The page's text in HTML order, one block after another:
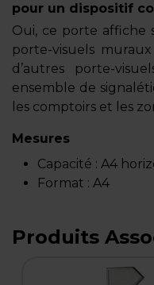
pour un dispositif
Oui, ce porte affiche
porte-visuels
d’autres porte-
ensemble de
les comptoirs et les
Mesures
Capacité : A4
Format : A4
Produits